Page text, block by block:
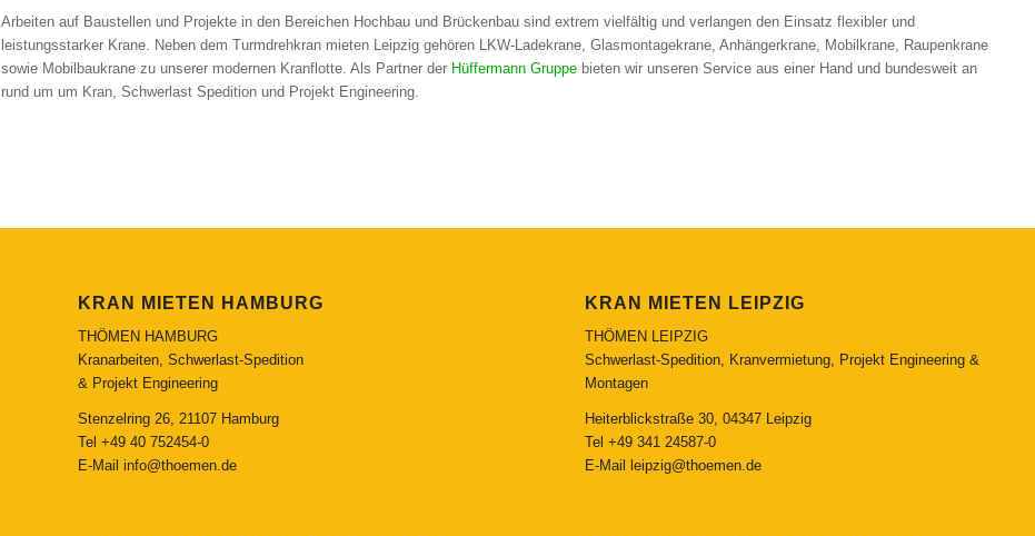
Arbeiten auf Baustellen und Projekte in den Bereichen Hochbau und Brückenbau sind extrem vielfältig und verlangen den Einsatz flexibler und
leistungsstarker Krane. Neben dem Turmdrehkran mieten Leipzig gehören LKW-Ladekrane, Glasmontagekrane, Anhängerkrane, Mobilkrane, Raupenkrane
sowie Mobilbaukrane zu unserer modernen Kranflotte. Als Partner der Hüffermann Gruppe bieten wir unseren Service aus einer Hand und bundesweit an
rund um um Kran, Schwerlast Spedition und Projekt Engineering.
KRAN MIETEN HAMBURG
THÖMEN HAMBURG
Kranarbeiten, Schwerlast-Spedition
& Projekt Engineering
Stenzelring 26, 21107 Hamburg
Tel +49 40 752454-0
E-Mail info@thoemen.de
KRAN MIETEN LEIPZIG
THÖMEN LEIPZIG
Schwerlast-Spedition, Kranvermietung, Projekt Engineering &
Montagen
Heiterblickstraße 30, 04347 Leipzig
Tel +49 341 24587-0
E-Mail
leipzig@thoemen.de